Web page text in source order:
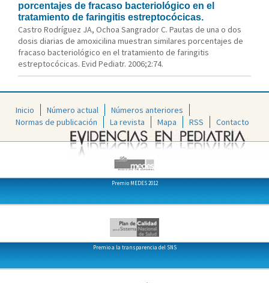
porcentajes de fracaso bacteriológico en el
tratamiento de faringitis estreptocócicas.
Castro Rodríguez JA, Ochoa Sangrador C. Pautas de una o dos
dosis diarias de amoxicilina muestran similares porcentajes de
fracaso bacteriológico en el tratamiento de faringitis
estreptocócicas. Evid Pediatr. 2006;2:74.
Inicio Número actual
Números anteriores
Normas de publicación
La revista Mapa RSS Contacto
Premio MEDES 2012
Premio a la transparencia del SNS